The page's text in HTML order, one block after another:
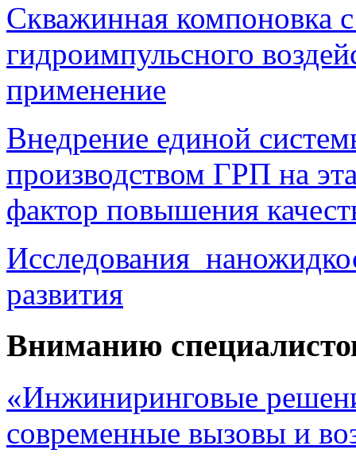
Скважинная компоновка
гидроимпульсного
применение
Внедрение единой
производством ГРП на
фактор повышения
Исследования
развития
Вниманию
«Инжиниринговые
современные вызовы и